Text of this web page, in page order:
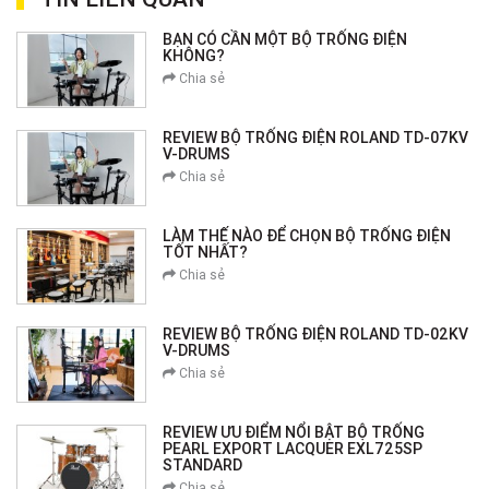
BẠN CÓ CẦN MỘT BỘ TRỐNG ĐIỆN
KHÔNG?
Chia sẻ
REVIEW BỘ TRỐNG ĐIỆN ROLAND TD-07KV
V-DRUMS
Chia sẻ
LÀM THẾ NÀO ĐỂ CHỌN BỘ TRỐNG ĐIỆN
TỐT NHẤT?
Chia sẻ
REVIEW BỘ TRỐNG ĐIỆN ROLAND TD-02KV
V-DRUMS
Chia sẻ
REVIEW ƯU ĐIỂM NỔI BẬT BỘ TRỐNG
PEARL EXPORT LACQUER EXL725SP
STANDARD